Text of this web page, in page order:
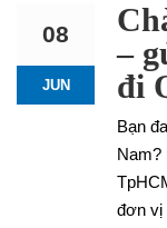
08
JUN
–
đi
Bạn
Nam?
đơn vị